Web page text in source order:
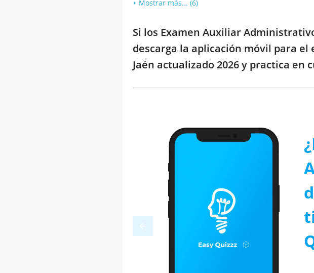
Mostrar más... (6)
Si los Examen Auxiliar
descarga la aplicación móvil para
Jaén actualizado 2026 y practica en